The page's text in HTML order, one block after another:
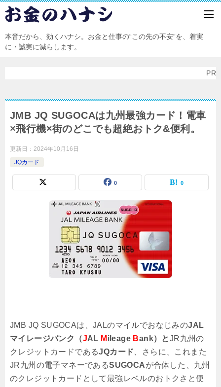
本音だから、効くハナシ。お金と仕事の“この先の不安”を、着実
に・誠実に減らします。
PR
JMB JQ SUGOCAは九州最強カード！電車
×飛行機×街のどこでも超絶おトク&便利。
更新日： 2024年10月16日
JQカード
0 0
JMB JQ SUGOCAは、JALのマイルでおなじみのJAL
マイレージバンク
（JAL M ileage Bank）とJR九州の
クレジットカードであるJQカード 、さらに、これまた
JR九州の電子マネーであるSUGOCAが合体した、九州
のクレジットカードとして最強レベルのおトクさと便